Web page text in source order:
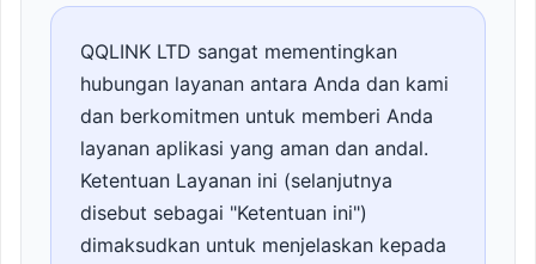
QQLINK LTD sangat mementingkan
hubungan layanan antara Anda dan kami
dan berkomitmen untuk memberi Anda
layanan aplikasi yang aman dan andal.
Ketentuan Layanan ini (selanjutnya
disebut sebagai "Ketentuan ini")
dimaksudkan untuk menjelaskan kepada